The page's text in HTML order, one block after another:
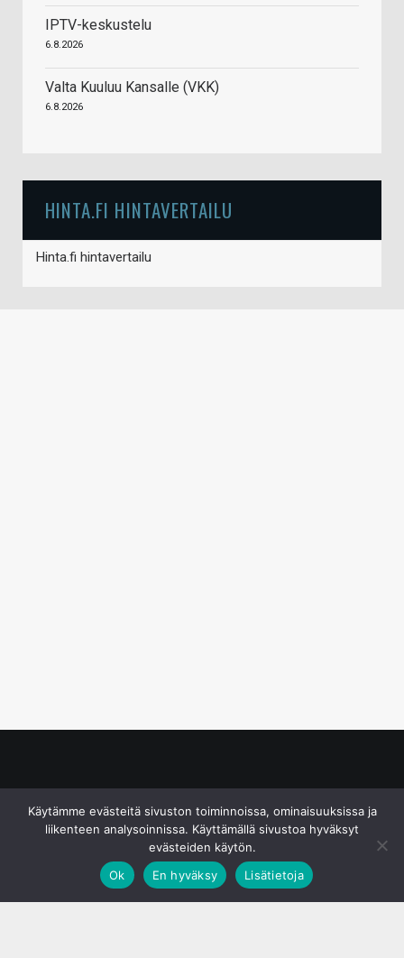
IPTV-keskustelu
6.8.2026
Valta Kuuluu Kansalle (VKK)
6.8.2026
HINTA.FI HINTAVERTAILU
Hinta.fi hintavertailu
Käytämme evästeitä sivuston toiminnoissa, ominaisuuksissa ja
liikenteen analysoinnissa. Käyttämällä sivustoa hyväksyt
evästeiden käytön.
Ok
En hyväksy Lisätietoja